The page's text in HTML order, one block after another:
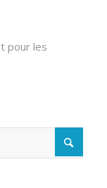
pour les